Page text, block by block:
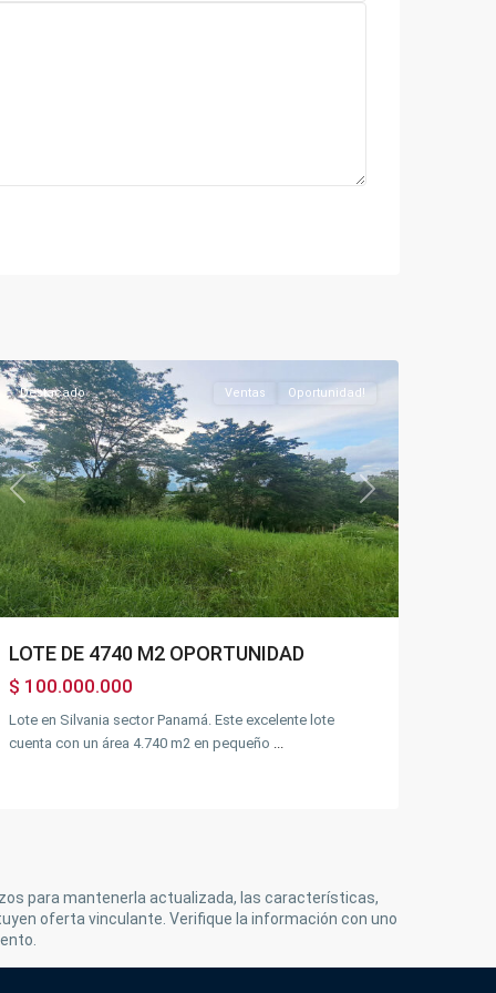
Previous Next
Destacado Ventas Oportunidad!
LOTE DE 4740 M2 OPORTUNIDAD
$ 100.000.000
Lote en Silvania sector Panamá. Este excelente lote
cuenta con un área 4.740 m2 en pequeño
para mantenerla actualizada, las características,
oferta vinculante. Verifique la información con uno